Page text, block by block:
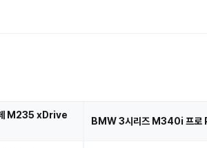
M235 xDrive
BMW 3시리즈 M340i 프로